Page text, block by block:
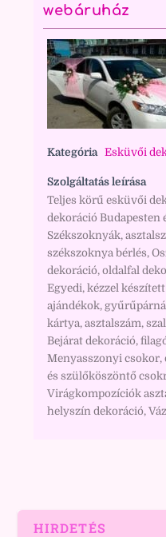
webáruház
Kategória Esküvői
Szolgáltatás leírása
Teljes körű esküvői
dekoráció Budapesten
Székszoknyák,
székszoknya bérlés,
dekoráció, oldalfal
Egyedi, kézzel
ajándékok,
kártya, asztalszám,
Bejárat dekoráció,
Menyasszonyi
és szülőköszöntő
Virágkompozíciók
helyszín dekoráció,
HIRDETÉS